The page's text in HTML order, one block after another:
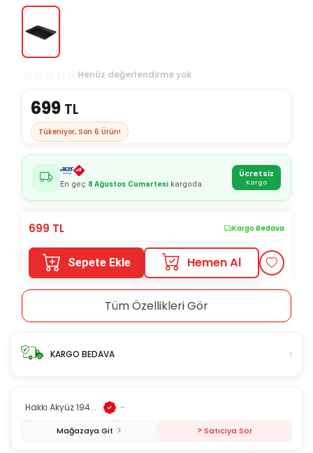
Henüz değerlendirme yok
699 TL
Tükeniyor, Son 6 Ürün!
En geç 8 Ağustos Cumartesi kargoda
Ücretsiz
Kargo
699 TL Kargo Bedava
Sepete Ekle Hemen Al
Tüm Özellikleri Gör
KARGO BEDAVA ›
Hakkı Akyüz 194... -
Mağazaya Git ? Satıcıya Sor